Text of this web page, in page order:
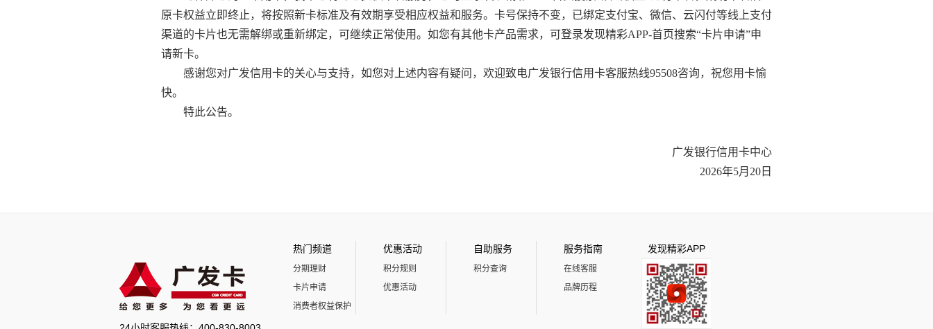
原卡权益立即终止，将按照新卡标准及有效期享受相应权益和服务。卡号保持不变，已绑定支付宝、微信、云闪付等线上支付
渠道的卡片也无需解绑或重新绑定，可继续正常使用。如您有其他卡产品需求，可登录发现精彩APP-首页搜索“卡片申请”申
请新卡。
感谢您对广发信用卡的关心与支持，如您对上述内容有疑问，欢迎致电广发银行信用卡客服热线95508咨询，祝您用卡愉
快。
特此公告。
广发银行信用卡中心
2026年5月20日
热门频道
分期理财
卡片申请
消费者权益保护
优惠活动
积分规则
优惠活动
自助服务
积分查询
服务指南
在线客服
品牌历程
发现精彩APP